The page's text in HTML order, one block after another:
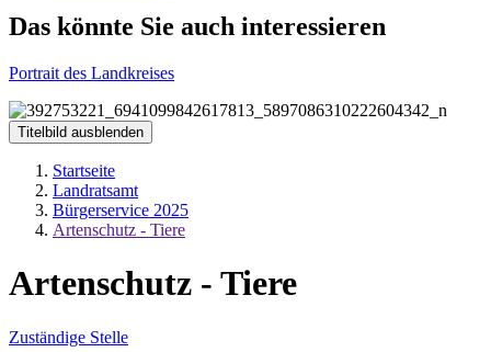
Das könnte Sie auch interessieren
Portrait des Landkreises
Titelbild ausblenden
Startseite
Landratsamt
Bürgerservice 2025
Artenschutz - Tiere
Artenschutz - Tiere
Zuständige Stelle